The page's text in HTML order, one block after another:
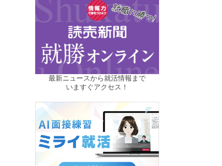
最新ニュースから就活情報まで
いますぐアクセス！